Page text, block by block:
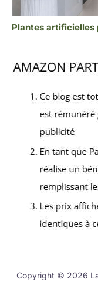
Plantes artificielles
Copyright © 2026